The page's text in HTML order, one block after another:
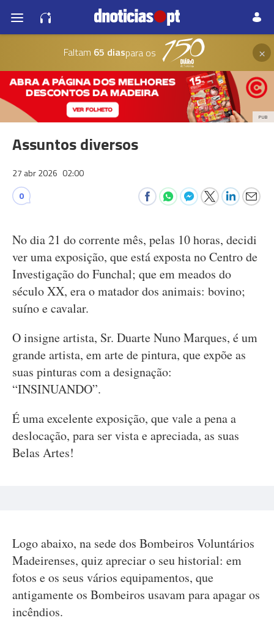
Faltam 65 diaspara os ×
PUB
Assuntos diversos
27 abr 2026 02:00
0
No dia 21 do corrente mês, pelas 10 horas, decidi
ver uma exposição, que está exposta no Centro de
Investigação do Funchal; que em meados do
século XX, era o matador dos animais: bovino;
suíno e cavalar.
O insigne artista, Sr. Duarte Nuno Marques, é um
grande artista, em arte de pintura, que expõe as
suas pinturas com a designação:
“INSINUANDO”.
É uma excelente exposição, que vale a pena a
deslocação, para ser vista e apreciada, as suas
Belas Artes!
Logo abaixo, na sede dos Bombeiros Voluntários
Madeirenses, quiz apreciar o seu historial: em
fotos e os seus vários equipamentos, que
antigamente os Bombeiros usavam para apagar os
incêndios.